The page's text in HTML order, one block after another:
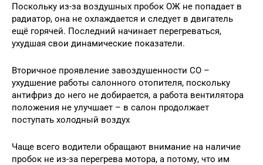
Поскольку из-за воздушных пробок ОЖ не попадает в
радиатор, она не охлаждается и следует в двигатель
ещё горячей. Последний начинает перегреваться,
ухудшая свои динамические показатели.
Вторичное проявление завоздушенности СО –
ухудшение работы салонного отопителя, поскольку
антифриз до него не добирается, а работа вентилятора
положения не улучшает – в салон продолжает
поступать холодный воздух
Чаще всего водители обращают внимание на наличие
пробок не из-за перегрева мотора, а потому, что им